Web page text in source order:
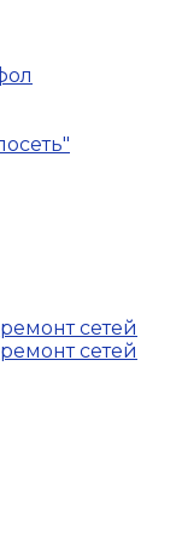
сетей
сетей